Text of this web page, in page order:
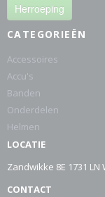
Herroeping
CATEGORIEËN
Accessoires
Accu's
Banden
Onderdelen
Helmen
LOCATIE
Zandwikke 8E 1731
CONTACT